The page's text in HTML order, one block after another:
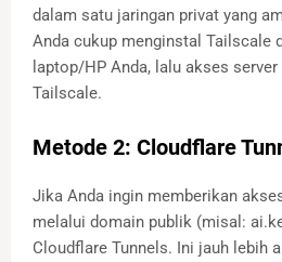
dalam satu jaringan privat yang
Anda cukup menginstal Tailscale
laptop/HP Anda, lalu akses
Tailscale.
Metode 2: Cloudflare
Jika Anda ingin memberikan
melalui domain publik (misal:
Cloudflare Tunnels. Ini jauh lebih